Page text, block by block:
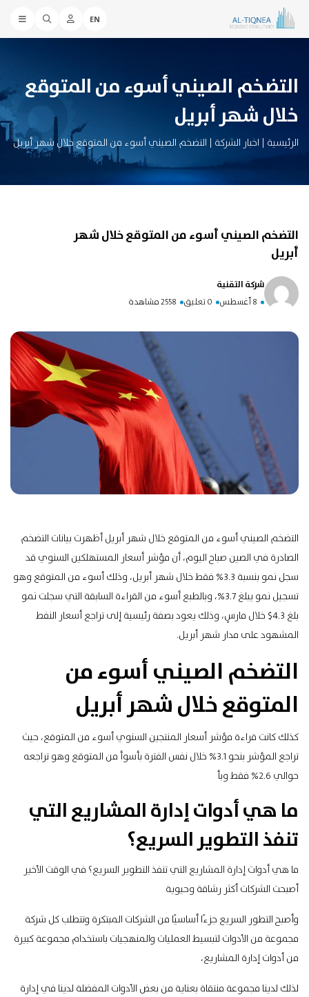
EN
التضخم الصيني أسوء من المتوقع
خلال شهر أبريل
الرئيسية | اخبار الشركة | التضخم الصيني أسوء من المتوقع خلال شهر أبريل
التضخم الصيني أسوء من المتوقع خلال شهر
أبريل
شركة التقنية
8 أغسطس 0 تعليق 2558 مشاهدة
التضخم الصيني أسوء من المتوقع خلال شهر أبريل أظهرت بيانات التضخم
الصادرة في الصين صباح اليوم، أن مؤشر أسعار المستهلكين السنوي قد
سجل نمو بنسبة 3.3% فقط خلال شهر أبريل، وذلك أسوء من المتوقع وهو
تسجيل نمو يبلغ 3.7%، وبالطبع أسوء من القراءة السابقة التي سجلت نمو
بلغ 4.3$ خلال مارسٍ، وذلك يعود بصفة رئيسية إلى تراجع أسعار النفط
المشهود على مدار شهر أبريل.
التضخم الصيني أسوء من
المتوقع خلال شهر أبريل
كذلك كانت قراءة مؤشر أسعار المنتجين السنوي أسوء من المتوقع، حيث
تراجع المؤشر بنحو 3.1% خلال نفس الفترة بأسوأ من المتوقع وهو تراجعه
حوالي 2.6% فقط وبأ
ما هي أدوات إدارة المشاريع التي
تنفذ التطوير السريع؟
ما هي أدوات إدارة المشاريع التي تنفذ التطوير السريع؟ في الوقت الأخير
أصبحت الشركات أكثر رشاقة وحيوية
وأصبح التطور السريع جزءًا أساسيًا من الشركات المبتكرة وتتطلب كل شركة
مجموعة من الأدوات لتبسيط العمليات والمنهجيات باستخدام مجموعة كبيرة
من أدوات إدارة المشاريع،
لذلك لدينا مجموعة منتقاة بعناية من بعض الأدوات المفضلة لدينا في إدارة